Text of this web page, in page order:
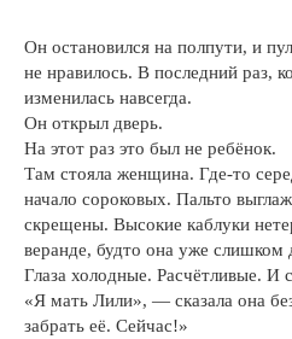
Он остановился на полпути, и
не нравилось. В последний раз,
изменилась навсегда.
Он открыл дверь.
На этот раз это был не ребёнок.
Там стояла женщина. Где-то
начало сороковых. Пальто
скрещены. Высокие каблуки
веранде, будто она уже слишком
Глаза холодные. Расчётливые. И
«Я мать Лили», — сказала она
забрать её. Сейчас!»